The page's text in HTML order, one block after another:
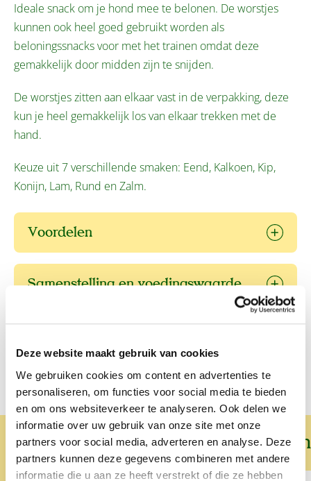
Deze website maakt gebruik van cookies
We gebruiken cookies om content en advertenties te
personaliseren, om functies voor social media te bieden
en om ons websiteverkeer te analyseren. Ook delen we
informatie over uw gebruik van onze site met onze
partners voor social media, adverteren en analyse. Deze
partners kunnen deze gegevens combineren met andere
informatie die u aan ze heeft verstrekt of die ze hebben
Ideale snack om je hond mee te belonen. De worstjes
kunnen ook heel goed gebruikt worden als
beloningssnacks voor met het trainen omdat deze
gemakkelijk door midden zijn te snijden.
De worstjes zitten aan elkaar vast in de verpakking, deze
kun je heel gemakkelijk los van elkaar trekken met de
hand.
Keuze uit 7 verschillende smaken: Eend, Kalkoen, Kip,
Konijn, Lam, Rund en Zalm.
Voordelen
Samenstelling en voedingswaarde
Wat onze klanten over ons zeggen